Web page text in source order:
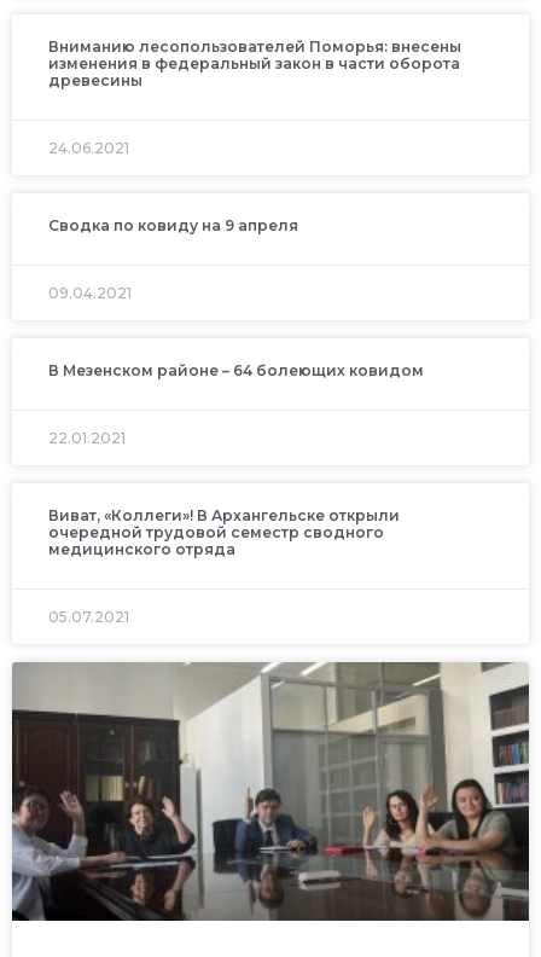
Вниманию лесопользователей Поморья: внесены
изменения в федеральный закон в части оборота
древесины
24.06.2021
Сводка по ковиду на 9 апреля
09.04.2021
В Мезенском районе – 64 болеющих ковидом
22.01.2021
Виват, «Коллеги»! В Архангельске открыли
очередной трудовой семестр сводного
медицинского отряда
05.07.2021